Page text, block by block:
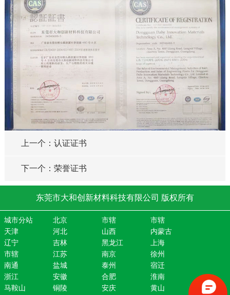
上一个：认证证书
下一个：荣誉证书
东莞市大和创新材料科技有限公司 版权所有
城市分站 北京 市辖
市辖
天津
河北 山西
内蒙古
辽宁
吉林 黑龙江
上海
市辖
江苏 南京
徐州
南通
盐城 泰州
宿迁
浙江
安徽 合肥
淮南
马鞍山
铜陵 安庆
黄山